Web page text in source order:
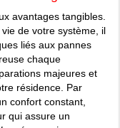
avantages tangibles.
de votre système, il
liés aux pannes
chaque
majeures et
résidence. Par
confort constant,
qui assure un